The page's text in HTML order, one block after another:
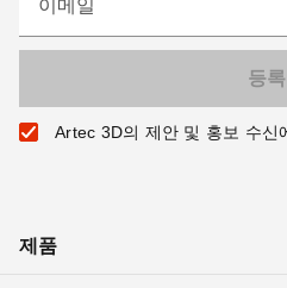
이메일
Artec 3D의 제안 및 홍보 수신
제품